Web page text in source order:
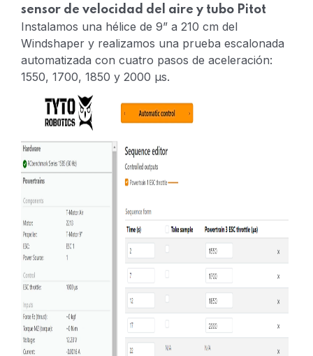
sensor de velocidad del aire y tubo Pitot
Instalamos una hélice de 9” a 210 cm del
Windshaper y realizamos una prueba escalonada
automatizada con cuatro pasos de aceleración:
1550, 1700, 1850 y 2000 µs.